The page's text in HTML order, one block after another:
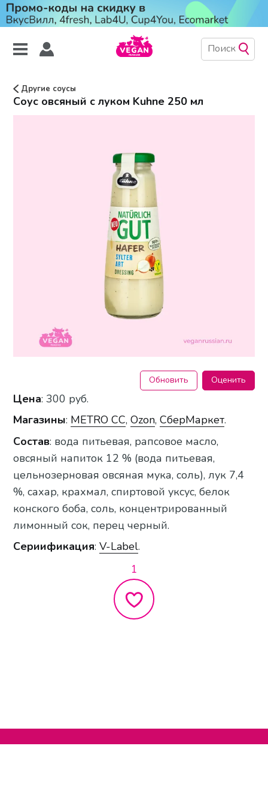
Другие соусы
Соус овсяный с луком Kuhne 250 мл
Обновить Оценить
Цена: 300 руб.
Магазины: METRO CC,Ozon,СберМаркет.
Состав: вода питьевая, рапсовое масло,
овсяный напиток 12 % (вода питьевая,
цельнозерновая овсяная мука, соль), лук 7,4
%, сахар, крахмал, спиртовой уксус, белок
конского боба, соль, концентрированный
лимонный сок, перец черный.
Сериификация:V-Label.
1